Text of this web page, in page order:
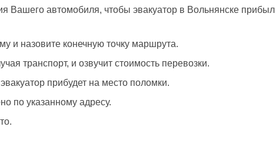
Вашего автомобиля, чтобы эвакуатор в Вольнянске прибыл
и назовите конечную точку маршрута.
транспорт, и озвучит стоимость перевозки.
прибудет на место поломки.
по указанному адресу.